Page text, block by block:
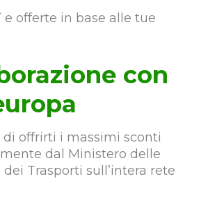
e offerte in base alle tue
con
offrirti i massimi sconti
dal Ministero delle
Trasporti sull’intera rete